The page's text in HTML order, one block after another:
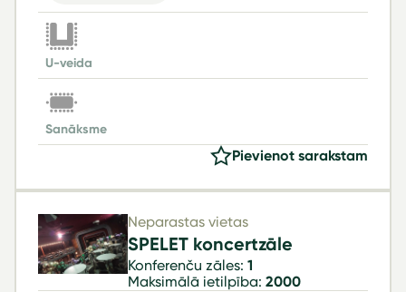
U-veida
Sanāksme
Pievienot sarakstam
Neparastas vietas
SPELET koncertzāle
Konferenču zāles: 1
Maksimālā ietilpība: 2000